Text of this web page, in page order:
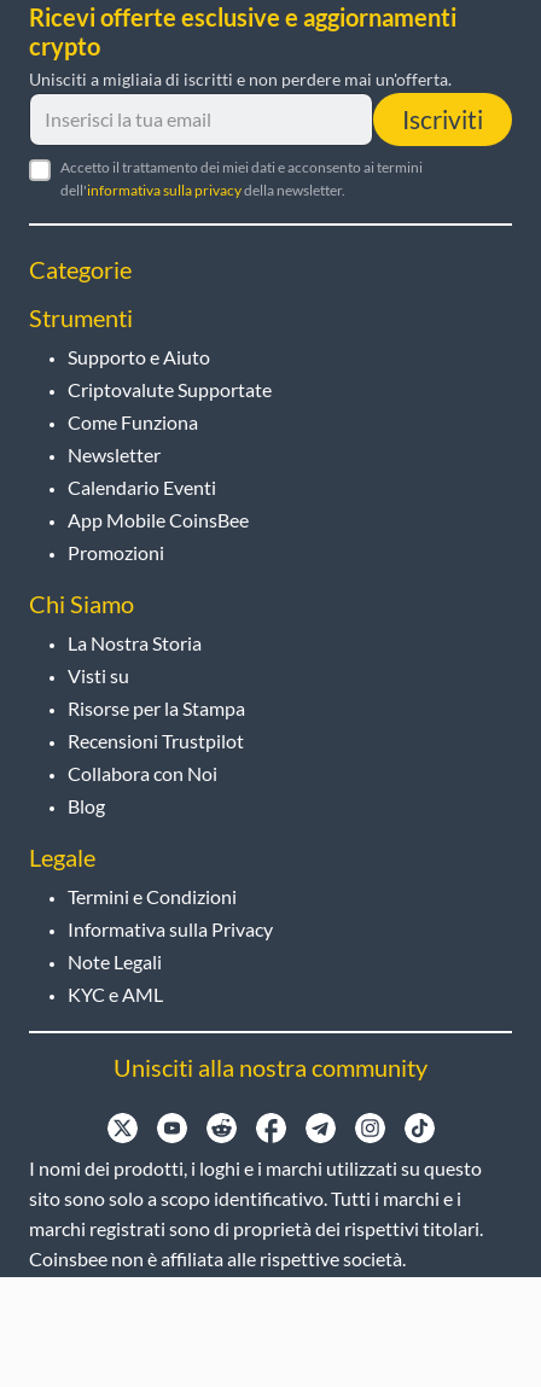
Ricevi offerte esclusive e aggiornamenti
crypto
Unisciti a migliaia di iscritti e non perdere mai un'offerta.
Iscriviti
Accetto il trattamento dei miei dati e acconsento ai termini
dell'informativa sulla privacydella newsletter.
Categorie
Strumenti
Supporto e Aiuto
Criptovalute Supportate
Come Funziona
Newsletter
Calendario Eventi
App Mobile CoinsBee
Promozioni
Chi Siamo
La Nostra Storia
Visti su
Risorse per la Stampa
Recensioni Trustpilot
Collabora con Noi
Blog
Legale
Termini e Condizioni
Informativa sulla Privacy
Note Legali
KYC e AML
Unisciti alla nostra community
I nomi dei prodotti, i loghi e i marchi utilizzati su questo
sito sono solo a scopo identificativo. Tutti i marchi e i
marchi registrati sono di proprietà dei rispettivi titolari.
Coinsbee non è affiliata alle rispettive società.